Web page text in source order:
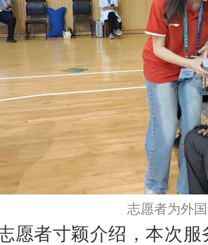
志愿者为外
愿者寸颖介绍，本次